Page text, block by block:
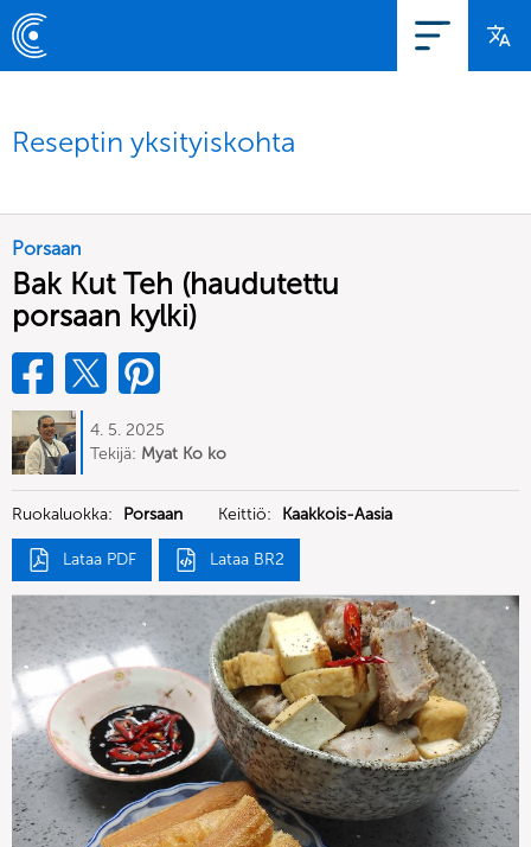
Reseptin yksityiskohta
Porsaan
Bak Kut Teh (haudutettu
porsaan kylki)
4. 5. 2025
Tekijä: Myat Ko ko
Ruokaluokka: Porsaan Keittiö: Kaakkois-Aasia
Lataa PDF Lataa BR2